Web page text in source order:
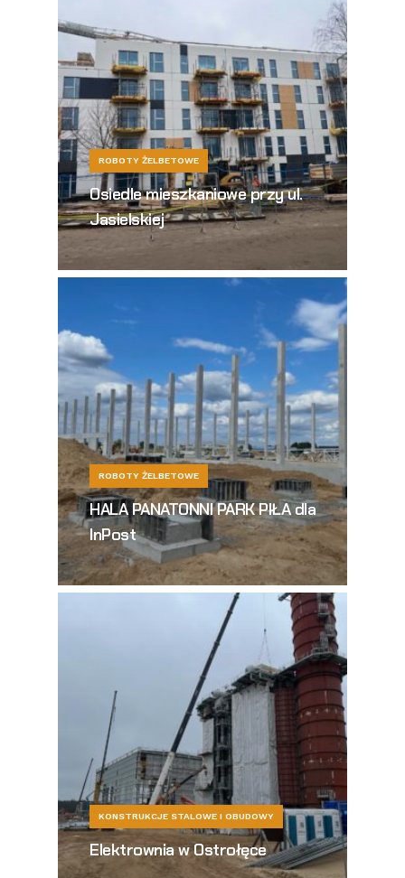
ROBOTY ŻELBETOWE
Osiedle mieszkaniowe przy ul.
Jasielskiej
ROBOTY ŻELBETOWE
HALA PANATONNI PARK PIŁA dla
InPost
KONSTRUKCJE STALOWE I OBUDOWY
Elektrownia w Ostrołęce